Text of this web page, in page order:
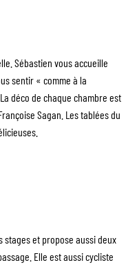
Sébastien vous accueille
sentir « comme à la
déco de chaque chambre est
Sagan. Les tablées du
stages et propose aussi deux
Elle est aussi cycliste